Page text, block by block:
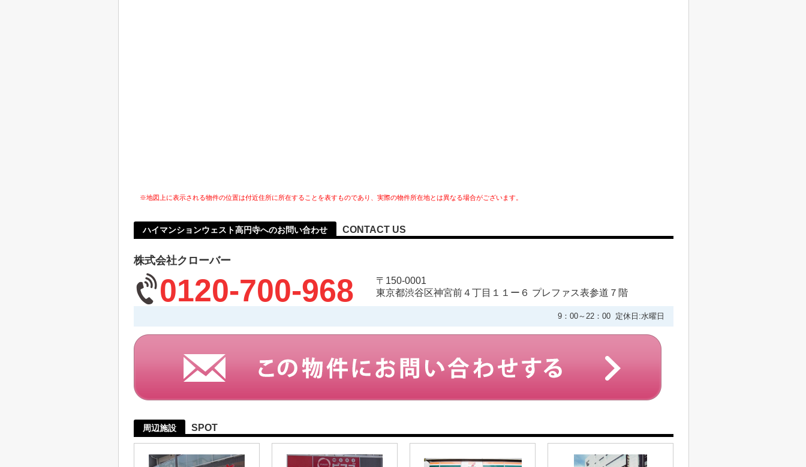
※地図上に表示される物件の位置は付近住所に所在することを表すものであり、実際の物件所在地とは異なる場合がございます。
ハイマンションウェスト高円寺へのお問い合わせ CONTACT US
株式会社クローバー
0120-700-968
〒150-0001
東京都渋谷区神宮前４丁目１１ー６ プレファス表参道７階
9：00～22：00 定休日:水曜日
周辺施設 SPOT